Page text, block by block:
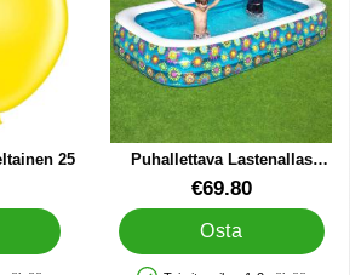
25
Puhallettava Lastenallas
Kukallinen Iso
Tuote.nro 36045€69.80
Osta